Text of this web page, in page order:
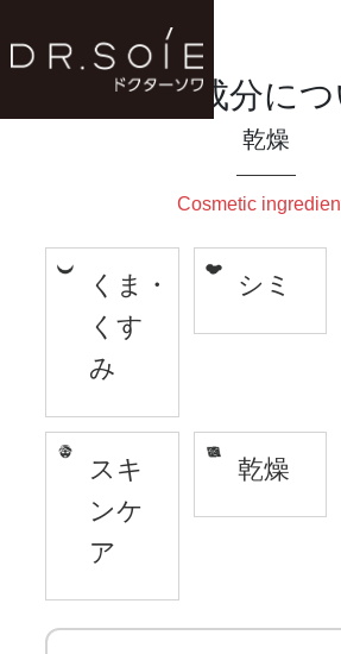
美容成分に
乾燥
Cosmetic
くま・
くす
み
シミ
スキ
ンケ
ア
乾燥